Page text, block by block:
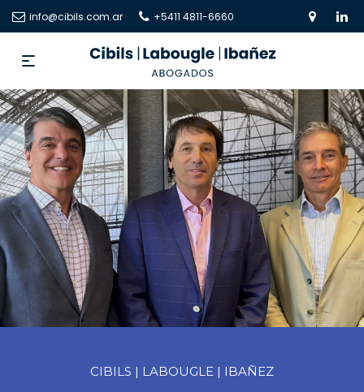
info@cibils.com.ar +5411 4811-6660
CIBILS | LABOUGLE | IBAÑEZ